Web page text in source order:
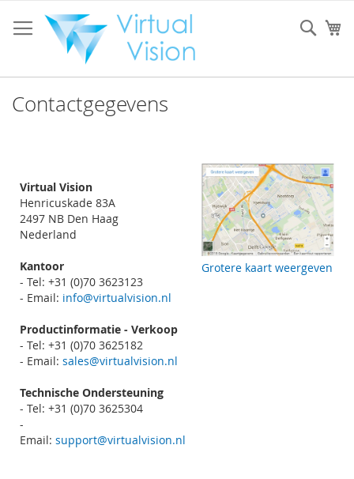
naar
de
Contactgegevens
Virtual Vision
Henricuskade 83A
2497 NB Den Haag
Nederland
Kantoor
- Tel: +31 (0)70 3623123
- Email: info@virtualvision.nl
Productinformatie - Verkoop
- Tel: +31 (0)70 3625182
- Email: sales@virtualvision.nl
Technische Ondersteuning
- Tel: +31 (0)70 3625304
-
Email: support@virtualvision.nl
Grotere kaart weergeven